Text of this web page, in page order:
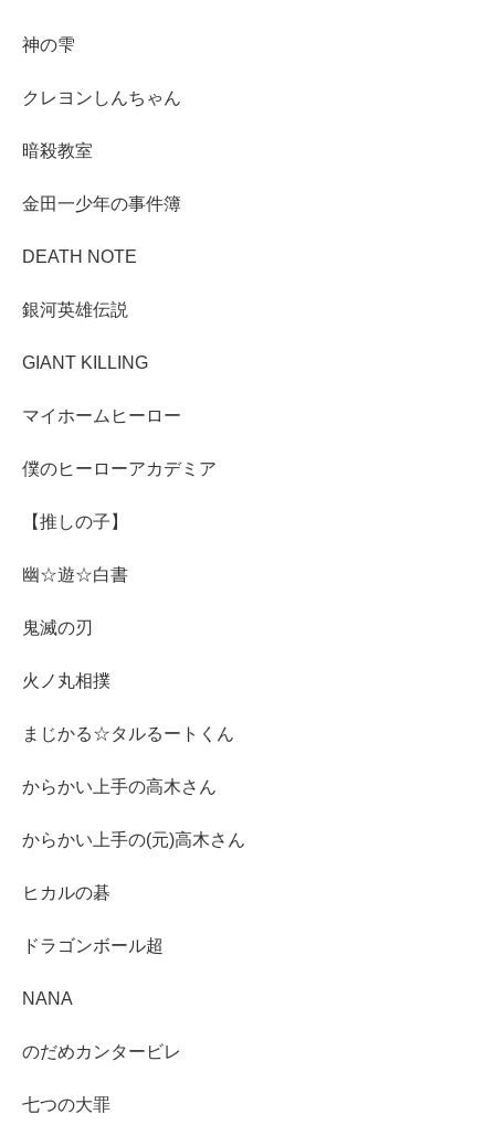
神の雫
クレヨンしんちゃん
暗殺教室
金田一少年の事件簿
DEATH NOTE
銀河英雄伝説
GIANT KILLING
マイホームヒーロー
僕のヒーローアカデミア
【推しの子】
幽☆遊☆白書
鬼滅の刃
火ノ丸相撲
まじかる☆タルるートくん
からかい上手の高木さん
からかい上手の(元)高木さん
ヒカルの碁
ドラゴンボール超
NANA
のだめカンタービレ
七つの大罪